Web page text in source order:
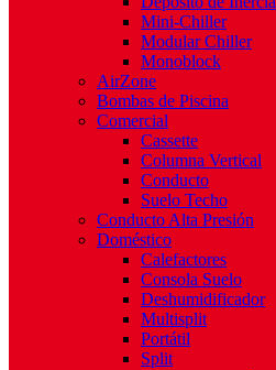
Mini-Chiller
Modular Chiller
Monoblock
AirZone
Bombas de Piscina
Comercial
Cassette
Columna Vertical
Conducto
Suelo Techo
Conducto Alta Presión
Doméstico
Calefactores
Consola Suelo
Deshumidificador
Multisplit
Portátil
Split